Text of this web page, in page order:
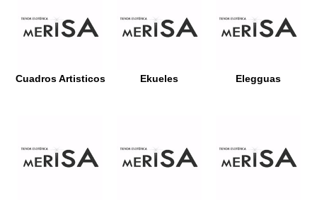
Cuadros Artisticos Ekueles Elegguas